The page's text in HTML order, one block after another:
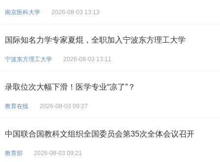
南京医科大学 2026-08-03 13:13
国际知名力学专家夏焜，全职加入宁波东方理工大学
宁波东方理工大学 2026-08-03 13:11
录取位次大幅下滑！医学专业“凉了”？
教育在线 2026-08-03 09:27
中国联合国教科文组织全国委员会第35次全体会议召开
教育部 2026-08-03 09:21